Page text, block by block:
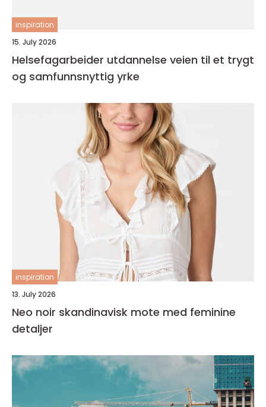
inspiration
15. July 2026
Helsefagarbeider utdannelse veien til et trygt
og samfunnsnyttig yrke
inspiration
13. July 2026
Neo noir skandinavisk mote med feminine
detaljer